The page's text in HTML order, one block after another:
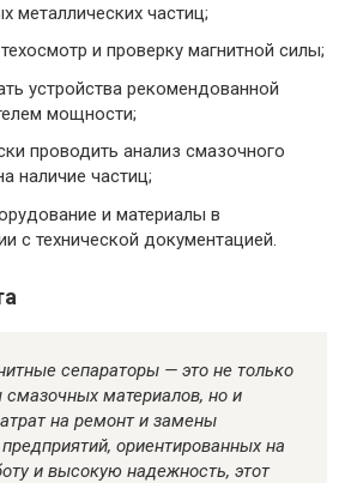
металлических частиц;
и проверку магнитной силы;
устройства рекомендованной
мощности;
проводить анализ смазочного
наличие частиц;
и материалы в
с технической документацией.
сепараторы — это не только
смазочных материалов, но и
на ремонт и замены
ориентированных на
и высокую надежность, этот